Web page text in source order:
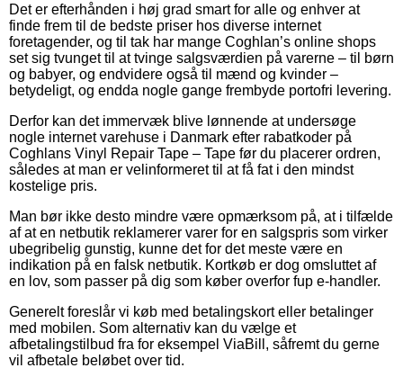
Det er efterhånden i høj grad smart for alle og enhver at
finde frem til de bedste priser hos diverse internet
foretagender, og til tak har mange Coghlan’s online shops
set sig tvunget til at tvinge salgsværdien på varerne – til børn
og babyer, og endvidere også til mænd og kvinder –
betydeligt, og endda nogle gange frembyde portofri levering.
Derfor kan det immervæk blive lønnende at undersøge
nogle internet varehuse i Danmark efter rabatkoder på
Coghlans Vinyl Repair Tape – Tape før du placerer ordren,
således at man er velinformeret til at få fat i den mindst
kostelige pris.
Man bør ikke desto mindre være opmærksom på, at i tilfælde
af at en netbutik reklamerer varer for en salgspris som virker
ubegribelig gunstig, kunne det for det meste være en
indikation på en falsk netbutik. Kortkøb er dog omsluttet af
en lov, som passer på dig som køber overfor fup e-handler.
Generelt foreslår vi køb med betalingskort eller betalinger
med mobilen. Som alternativ kan du vælge et
afbetalingstilbud fra for eksempel ViaBill, såfremt du gerne
vil afbetale beløbet over tid.